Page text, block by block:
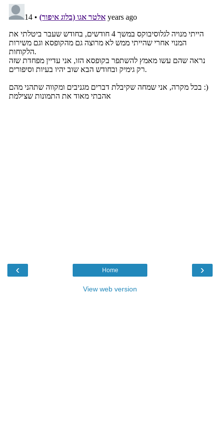
‹ ›
Home
View web version